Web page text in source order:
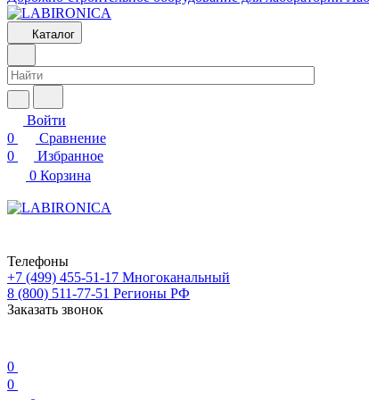
Каталог
Войти
0
Сравнение
0
Избранное
0 Корзина
Телефоны
+7 (499) 455-51-17 Многоканальный
8 (800) 511-77-51 Регионы РФ
Заказать звонок
0
0